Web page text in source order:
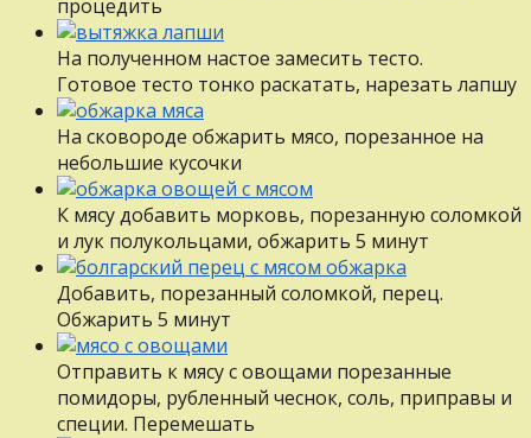
процедить
На полученном настое замесить тесто.
Готовое тесто тонко раскатать, нарезать лапшу
На сковороде обжарить мясо, порезанное на
небольшие кусочки
К мясу добавить морковь, порезанную соломкой
и лук полукольцами, обжарить 5 минут
Добавить, порезанный соломкой, перец.
Обжарить 5 минут
Отправить к мясу с овощами порезанные
помидоры, рубленный чеснок, соль, приправы и
специи. Перемешать